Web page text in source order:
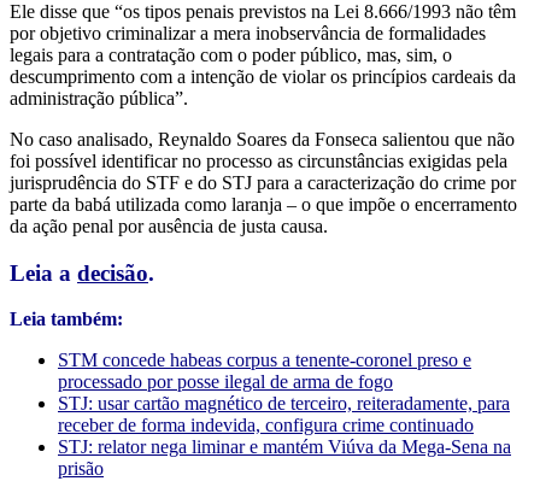
Ele disse que “os tipos penais previstos na Lei 8.666/1993 não têm
por objetivo criminalizar a mera inobservância de formalidades
legais para a contratação com o poder público, mas, sim, o
descumprimento com a intenção de violar os princípios cardeais da
administração pública”.
No caso analisado, Reynaldo Soares da Fonseca salientou que não
foi possível identificar no processo as circunstâncias exigidas pela
jurisprudência do STF e do STJ para a caracterização do crime por
parte da babá utilizada como laranja – o que impõe o encerramento
da ação penal por ausência de justa causa.
Leia a decisão.
Leia também:
STM concede habeas corpus a tenente-coronel preso e
processado por posse ilegal de arma de fogo
STJ: usar cartão magnético de terceiro, reiteradamente, para
receber de forma indevida, configura crime continuado
STJ: relator nega liminar e mantém Viúva da Mega-Sena na
prisão